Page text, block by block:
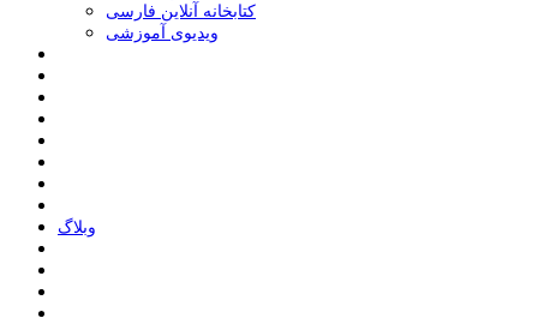
کتابخانه آنلاین فارسی
ویدیوی آموزشی
وبلاگ